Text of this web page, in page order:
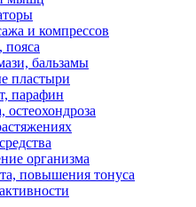
и компрессов
пояса
бальзамы
пластыри
парафин
остеохондроза
организма
повышения тонуса